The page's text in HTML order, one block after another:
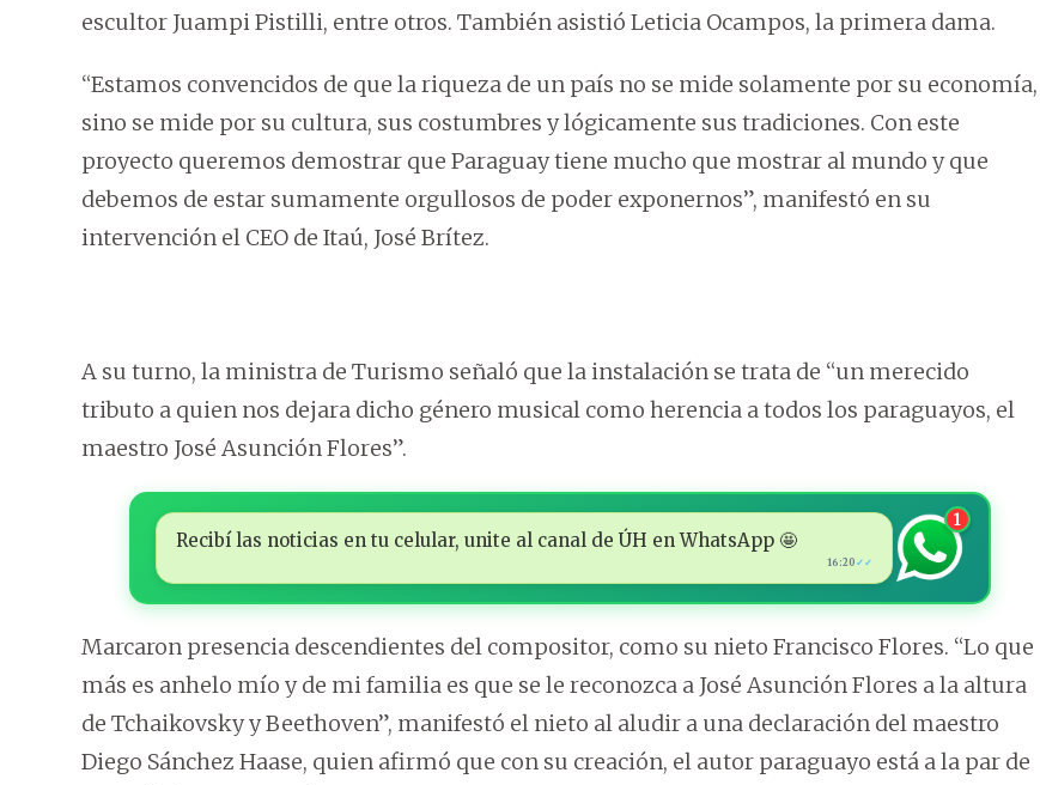
escultor Juampi Pistilli, entre otros. También asistió Leticia Ocampos, la primera dama.
“Estamos convencidos de que la riqueza de un país no se mide solamente por su economía,
sino se mide por su cultura, sus costumbres y lógicamente sus tradiciones. Con este
proyecto queremos demostrar que Paraguay tiene mucho que mostrar al mundo y que
debemos de estar sumamente orgullosos de poder exponernos”, manifestó en su
intervención el CEO de Itaú, José Brítez.
A su turno, la ministra de Turismo señaló que la instalación se trata de “un merecido
tributo a quien nos dejara dicho género musical como herencia a todos los paraguayos, el
maestro José Asunción Flores”.
Recibí las noticias en tu celular, unite al canal de ÚH en WhatsApp 🤩
16:20 ✓✓
1
Marcaron presencia descendientes del compositor, como su nieto Francisco Flores. “Lo que
más es anhelo mío y de mi familia es que se le reconozca a José Asunción Flores a la altura
de Tchaikovsky y Beethoven”, manifestó el nieto al aludir a una declaración del maestro
Diego Sánchez Haase, quien afirmó que con su creación, el autor paraguayo está a la par de